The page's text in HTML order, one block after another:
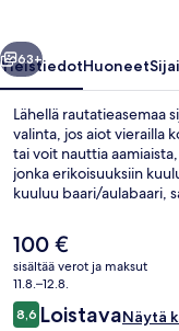
Seuraava
63+
YleistiedotHuoneet
Lähellä rautatieasemaa
valinta, jos aiot vierailla
tai voit nauttia
jonka erikoisuuksiin
kuuluu baari/aulabaari,
henkilökuntaa.
Nykyinen
hinta
on
100 €
100 €
sisältää verot ja maksut
11.8.–12.8.
Arvostelut
8,68,6 kautta 10.
LoistavaNäytä